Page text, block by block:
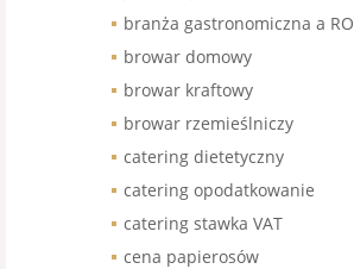
branża gastronomiczna a
browar domowy
browar kraftowy
browar rzemieślniczy
catering dietetyczny
catering opodatkowanie
catering stawka VAT
cena papierosów